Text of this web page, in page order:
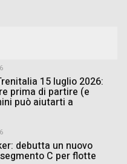
15 luglio 2026:
prima di partire (e
può aiutarti a
debutta un nuovo
C per flotte